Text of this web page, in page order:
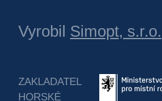
Vyrobil Simopt, s.r.o.
ZAKLADATEL
HORSKÉ